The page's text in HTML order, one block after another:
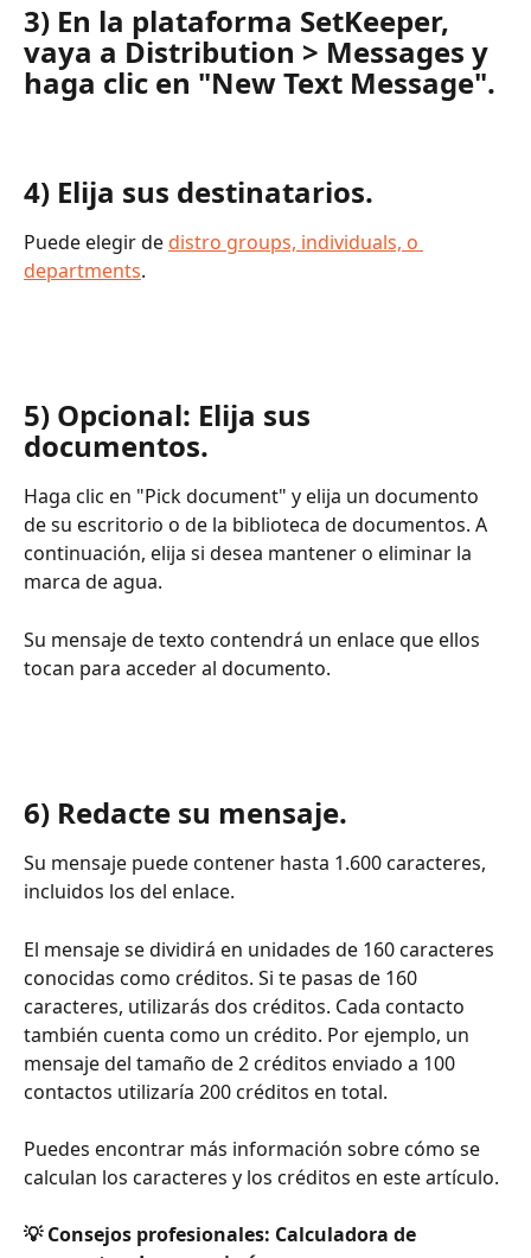
3) En la plataforma SetKeeper,
vaya a Distribution > Messages y
haga clic en "New Text Message".
4) Elija sus destinatarios.
Puede elegir de distro groups, individuals, o
departments.
5) Opcional: Elija sus
documentos.
Haga clic en "Pick document" y elija un documento
de su escritorio o de la biblioteca de documentos. A
continuación, elija si desea mantener o eliminar la
marca de agua.
Su mensaje de texto contendrá un enlace que ellos
tocan para acceder al documento.
6) Redacte su mensaje.
Su mensaje puede contener hasta 1.600 caracteres,
incluidos los del enlace.
El mensaje se dividirá en unidades de 160 caracteres
conocidas como créditos. Si te pasas de 160
caracteres, utilizarás dos créditos. Cada contacto
también cuenta como un crédito. Por ejemplo, un
mensaje del tamaño de 2 créditos enviado a 100
contactos utilizaría 200 créditos en total.
Puedes encontrar más información sobre cómo se
calculan los caracteres y los créditos en este artículo.
💡 Consejos profesionales: Calculadora de